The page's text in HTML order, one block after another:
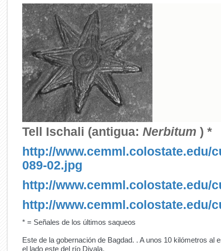
Tell Ischali (antigua: Nerbitum) *
http://www.cemml.colostate.edu/
089-02.jpg
http://www.cemml.colostate.edu/
http://www.cemml.colostate.edu/
* = Señales de los últimos saqueos
Este de la gobernación de Bagdad. . A unos 10 kilómetros al
el lado este del río Diyala.